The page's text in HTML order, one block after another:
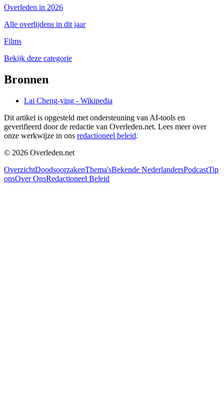
Overleden in 2026
Alle overlijdens in dit jaar
Films
Bekijk deze categorie
Bronnen
Lai Cheng-ying - Wikipedia
Dit artikel is opgesteld met ondersteuning van AI-tools en
geverifieerd door de redactie van Overleden.net. Lees meer over
onze werkwijze in ons redactioneel beleid.
© 2026 Overleden.net
OverzichtDoodsoorzakenThema'sBekende NederlandersPodcastTip
onsOver OnsRedactioneel Beleid